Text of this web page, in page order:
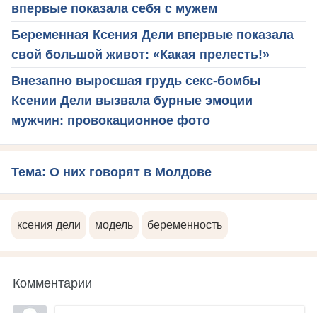
впервые показала себя с мужем
Беременная Ксения Дели впервые показала
свой большой живот: «Какая прелесть!»
Внезапно выросшая грудь секс-бомбы
Ксении Дели вызвала бурные эмоции
мужчин: провокационное фото
Тема: О них говорят в Молдове
ксения дели модель беременность
Комментарии